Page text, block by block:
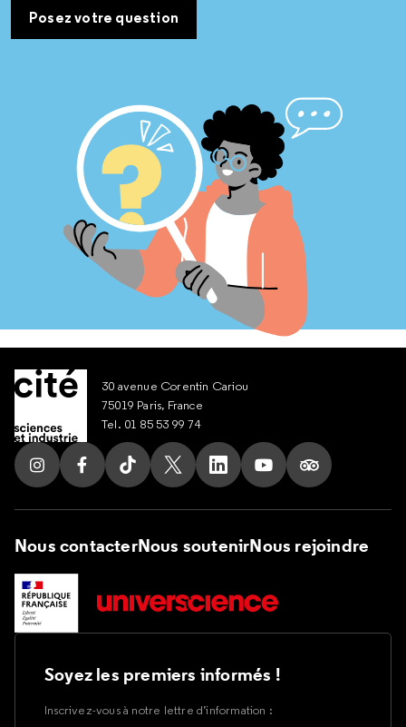
Posez votre question
30 avenue Corentin Cariou
75019 Paris, France
Tel. 01 85 53 99 74
Suivez nous sur Instagram
Suivez nous sur Facebook
Suivez nous sur Tik Tok
Suivez nous sur X
Suivez nous sur LinkedIn
Suivez nous sur
Suivez nous
Nous contacterNous soutenirNous rejoindre
Soyez les premiers informés !
Inscrivez-vous à notre lettre d’information :